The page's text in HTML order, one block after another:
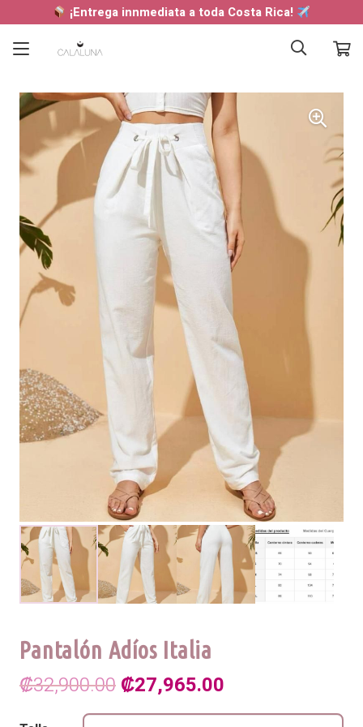
¡Entrega innmediata a toda Costa Rica!
Pantalón Adíos Italia
₡32,900.00 El
precio
₡27,965.00
precio